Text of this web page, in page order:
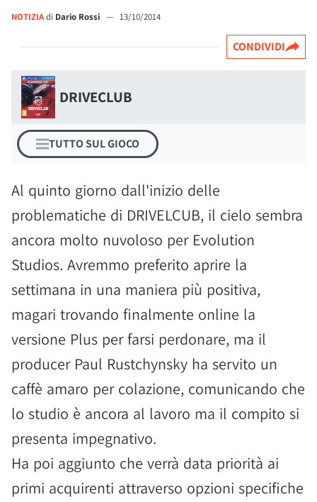
NOTIZIAdi Dario Rossi — 13/10/2014
CONDIVIDI
DRIVECLUB
TUTTO SUL GIOCO
Al quinto giorno dall'inizio delle
problematiche di DRIVELCUB, il cielo sembra
ancora molto nuvoloso per Evolution
Studios. Avremmo preferito aprire la
settimana in una maniera più positiva,
magari trovando finalmente online la
versione Plus per farsi perdonare, ma il
producer Paul Rustchynsky ha servito un
caffè amaro per colazione, comunicando che
lo studio è ancora al lavoro ma il compito si
presenta impegnativo.
Ha poi aggiunto che verrà data priorità ai
primi acquirenti attraverso opzioni specifiche